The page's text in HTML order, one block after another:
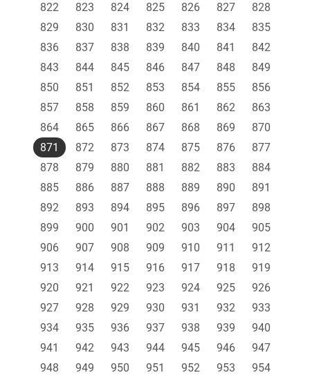
822
823 824 825 826 827
828
829
830 831 832 833 834
835
836
837 838 839 840 841
842
843
844 845 846 847 848
849
850
851 852 853 854 855
856
857
858 859 860 861 862
863
864
865 866 867 868 869
870
871
872 873 874 875 876
877
878
879 880 881 882 883
884
885
886 887 888 889 890
891
892
893 894 895 896 897
898
899
900 901 902 903 904
905
906
907 908 909 910 911
912
913
914 915 916 917 918
919
920
921 922 923 924 925
926
927
928 929 930 931 932
933
934
935 936 937 938 939
940
941
942 943 944 945 946
947
948
949 950 951 952 953
954